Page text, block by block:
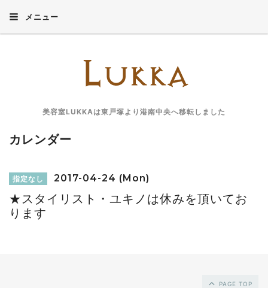
メニュー
美容室LUKKAは東戸塚より港南中央へ移転しました
カレンダー
指定なし 2017-04-24 (Mon)
★スタイリスト・ユキノは休みを頂いてお
ります
PAGE TOP